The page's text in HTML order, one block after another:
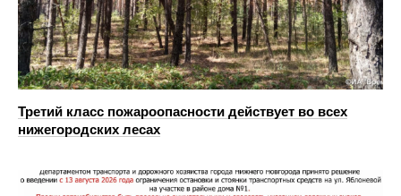
Третий класс пожароопасности действует во всех
нижегородских лесах